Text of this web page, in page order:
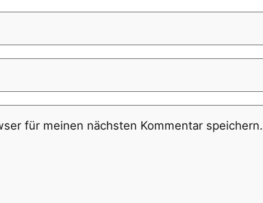
für meinen nächsten Kommentar speichern.